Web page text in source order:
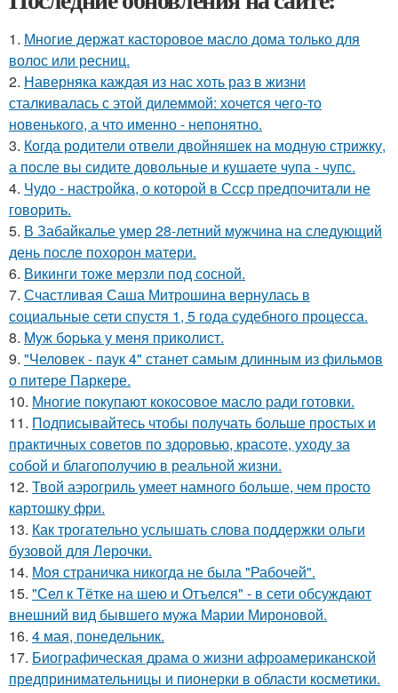
1. Многие держат касторовое масло дома только для
волос или ресниц.
2. Наверняка каждая из нас хоть раз в жизни
сталкивалась с этой дилеммой: хочется чего-то
новенького, а что именно - непонятно.
3. Когда родители отвели двойняшек на модную стрижку,
а после вы сидите довольные и кушаете чупа - чупс.
4. Чудо - настройка, о которой в Ссср предпочитали не
говорить.
5. В Забайкалье умер 28-летний мужчина на следующий
день после похорон матери.
6. Викинги тоже мерзли под сосной.
7. Счастливая Саша Митрошина вернулась в
социальные сети спустя 1, 5 года судебного процесса.
8. Myж бopька у мeня приколист.
9. "Человек - паук 4" станет самым длинным из фильмов
о питере Паркере.
10. Многие покупают кокосовое масло ради готовки.
11. Подписывайтесь чтобы получать больше простых и
практичных советов по здоровью, красоте, уходу за
собой и благополучию в реальной жизни.
12. Твой аэрогриль умеет намного больше, чем просто
картошку фри.
13. Как трогательно услышать слова поддержки ольги
бузовой для Лерочки.
14. Моя страничка никогда не была "Рабочей".
15. "Сел к Тётке на шею и Отъелся" - в сети обсуждают
внешний вид бывшего мужа Марии Мироновой.
16. 4 мая, понедельник.
17. Биографическая драма о жизни афроамериканской
предпринимательницы и пионерки в области косметики.